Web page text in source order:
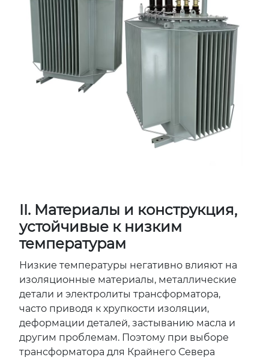
II. Материалы и конструкция,
устойчивые к низким
температурам
Низкие температуры негативно влияют на
изоляционные материалы, металлические
детали и электролиты трансформатора,
часто приводя к хрупкости изоляции,
деформации деталей, застыванию масла и
другим проблемам. Поэтому при выборе
трансформатора для Крайнего Севера